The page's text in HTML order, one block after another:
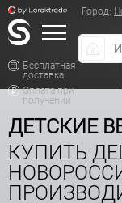
Город:
Бесплатная
доставка
Оплата при
получении
ДЕТСКИЕ
КУПИТЬ